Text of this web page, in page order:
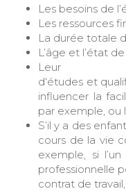
Les besoins de
Les ressources
La durée totale
L’âge et l’état
d‘études et
influencer la
par exemple, ou
S’il y a des
cours de la vie
exemple, si
professionnelle
contrat de